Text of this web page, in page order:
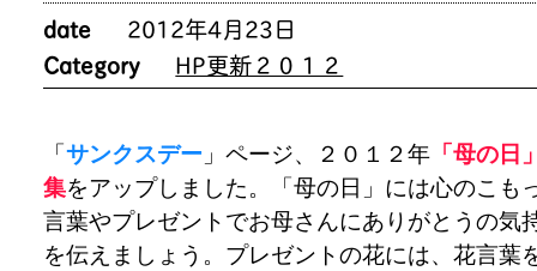
date
2012年4月23日
Category
HP更新２０１２
「サンクスデー 」ページ、２０１２年 「母の日
集をアップしました。「母の日」には心のこも
言葉やプレゼントでお母さんにありがとうの気
を伝えましょう。プレゼントの花には、花言葉